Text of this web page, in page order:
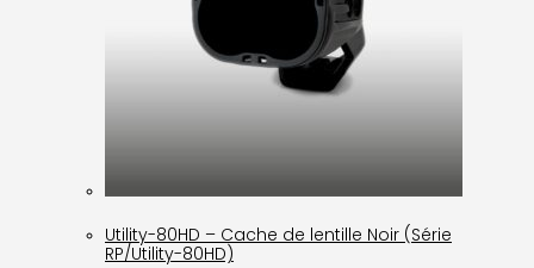
Utility-80HD – Cache de lentille Noir (Série
RP/Utility-80HD)